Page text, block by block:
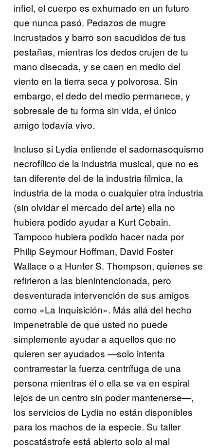
infiel, el cuerpo es exhumado en un futuro
que nunca pasó. Pedazos de mugre
incrustados y barro son sacudidos de tus
pestañas, mientras los dedos crujen de tu
mano disecada, y se caen en medio del
viento en la tierra seca y polvorosa. Sin
embargo, el dedo del medio permanece, y
sobresale de tu forma sin vida, el único
amigo todavía vivo.
Incluso si Lydia entiende el sadomasoquismo
necrofílico de la industria musical, que no es
tan diferente del de la industria fílmica, la
industria de la moda o cualquier otra industria
(sin olvidar el mercado del arte) ella no
hubiera podido ayudar a Kurt Cobain.
Tampoco hubiera podido hacer nada por
Philip Seymour Hoffman, David Foster
Wallace o a Hunter S. Thompson, quienes se
refirieron a las bienintencionada, pero
desventurada intervención de sus amigos
como «La Inquisición». Más allá del hecho
impenetrable de que usted no puede
simplemente ayudar a aquellos que no
quieren ser ayudados —solo intenta
contrarrestar la fuerza centrífuga de una
persona mientras él o ella se va en espiral
lejos de un centro sin poder mantenerse—,
los servicios de Lydia no están disponibles
para los machos de la especie. Su taller
poscatástrofe está abierto solo al mal